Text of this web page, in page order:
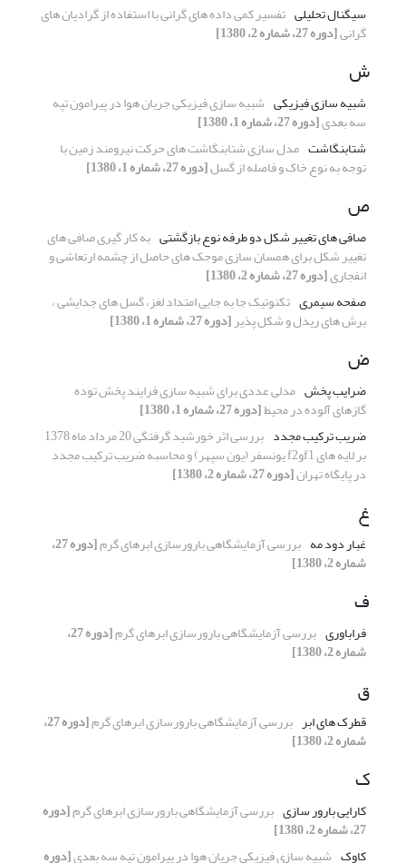
سیگنال تحلیلی تفسیر کمی داده های گرانی با استفاده از گرادیان های
گرانی[دوره 27، شماره 2، 1380]
ش
شبیه سازی فیزیکی شبیه سازی فیزیکی جریان هوا در پیرامون تپه
سه بعدی[دوره 27، شماره 1، 1380]
شتابنگاشت مدل سازی شتابنگاشت های حرکت نیرومند زمین با
توجه به نوع خاک و فاصله از گسل[دوره 27، شماره 1، 1380]
ص
صافی های تغییر شکل دو طرفه نوع بازگشتی به کار گیری صافی های
تغییر شکل برای همسان سازی موجک های حاصل از چشمه ارتعاشی و
انفجاری[دوره 27، شماره 2، 1380]
صفحه سیمری تکنوتیک جا به جایی امتداد لغز، گسل های جدایشی ،
برش های ریدل و شکل پذیر[دوره 27، شماره 1، 1380]
ض
ضرایب پخش مدلی عددی برای شبیه سازی فرایند پخش توده
گازهای آلوده در محیط[دوره 27، شماره 1، 1380]
ضریب ترکیب مجدد
بررسی اثر خورشید گرفتگی 20 مرداد ماه 1378
بر لایه های f1وf2 یونسفر (یون سپهر) و محاسبه ضریب ترکیب مجدد
در پایگاه تهران[دوره 27، شماره 2، 1380]
غ
غبار دود مه بررسی آزمایشگاهی بارورسازی ابرهای گرم [دوره 27،
شماره 2، 1380]
ف
فراباوری بررسی آزمایشگاهی بارورسازی ابرهای گرم [دوره 27،
شماره 2، 1380]
ق
قطرک های ابر بررسی آزمایشگاهی بارورسازی ابرهای گرم [دوره 27،
شماره 2، 1380]
ک
کارایی بارور سازی بررسی آزمایشگاهی بارورسازی ابرهای گرم[دوره
27، شماره 2، 1380]
کاوک شبیه سازی فیزیکی جریان هوا در پیرامون تپه سه بعدی[دوره